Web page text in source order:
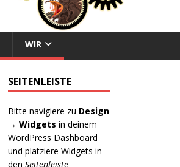
WIR
SEITENLEISTE
Bitte navigiere zu Design
→ Widgets in deinem
WordPress Dashboard
und platziere Widgets in
denSeitenleiste